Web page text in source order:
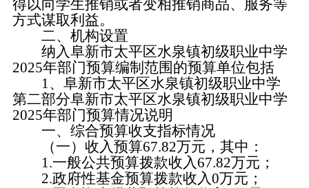
得以向学生推销或者变相推销商品、服务等
方式谋取利益。
二、机构设置
纳入阜新市太平区水泉镇初级职业中学
2025年部门预算编制范围的预算单位包括
1、阜新市太平区水泉镇初级职业中学
第二部分阜新市太平区水泉镇初级职业中学
2025年部门预算情况说明
一、综合预算收支指标情况
（一）收入预算67.82万元，其中：
1.一般公共预算拨款收入67.82万元；
2.政府性基金预算拨款收入0万元；